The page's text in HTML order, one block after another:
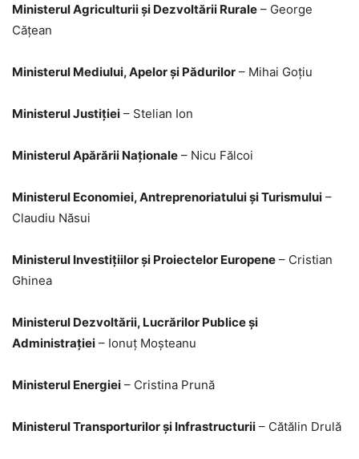
Ministerul Agriculturii și Dezvoltării Rurale – George
Cățean
Ministerul Mediului, Apelor și Pădurilor – Mihai Goțiu
Ministerul Justiției – Stelian Ion
Ministerul Apărării Naționale – Nicu Fălcoi
Ministerul Economiei, Antreprenoriatului și Turismului –
Claudiu Năsui
Ministerul Investițiilor și Proiectelor Europene – Cristian
Ghinea
Ministerul Dezvoltării, Lucrărilor Publice și
Administrației – Ionuț Moșteanu
Ministerul Energiei – Cristina Prună
Ministerul Transporturilor și Infrastructurii – Cătălin Drulă